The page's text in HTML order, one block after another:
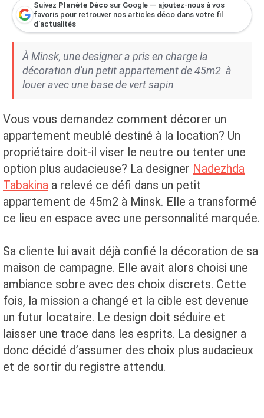
Suivez Planète Déco sur Google — ajoutez-nous à vos
favoris pour retrouver nos articles déco dans votre fil
d'actualités
À Minsk, une designer a pris en charge la
décoration d'un petit appartement de 45m2 à
louer avec une base de vert sapin
Vous vous demandez comment décorer un
appartement meublé destiné à la location? Un
propriétaire doit-il viser le neutre ou tenter une
option plus audacieuse? La designer Nadezhda
Tabakina a relevé ce défi dans un petit
appartement de 45m2 à Minsk. Elle a transformé
ce lieu en espace avec une personnalité marquée.
Sa cliente lui avait déjà confié la décoration de sa
maison de campagne. Elle avait alors choisi une
ambiance sobre avec des choix discrets. Cette
fois, la mission a changé et la cible est devenue
un futur locataire. Le design doit séduire et
laisser une trace dans les esprits. La designer a
donc décidé d’assumer des choix plus audacieux
et de sortir du registre attendu.